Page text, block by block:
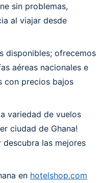
sin problemas,
al viajar desde
disponibles; ofrecemos
aéreas nacionales e
con precios bajos
variedad de vuelos
ciudad de Ghana!
las mejores
en hotelshop.com